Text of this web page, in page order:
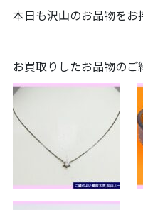
本日も沢山のお品物をお
お買取りしたお品物のご